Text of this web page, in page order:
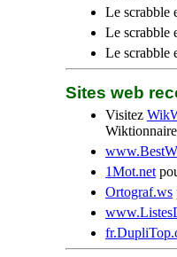
Le scrabble
Le scrabble
Le scrabble
Sites web
Visitez
1Mot.net
Ortograf.ws